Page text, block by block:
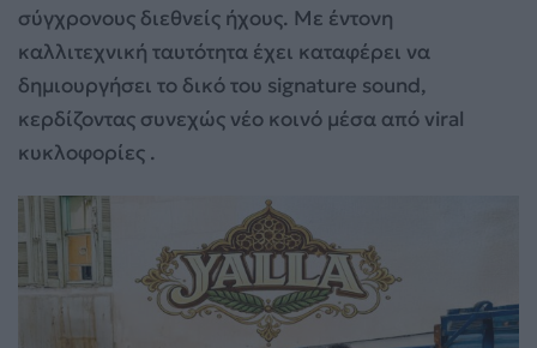
σύγχρονους διεθνείς ήχους. Με έντονη
καλλιτεχνική ταυτότητα έχει καταφέρει να
δημιουργήσει το δικό του signature sound,
κερδίζοντας συνεχώς νέο κοινό μέσα από viral
κυκλοφορίες .